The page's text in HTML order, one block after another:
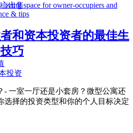
出售
和资本投资者的最佳生
巧
投资
- 一室一厅还是小套房？微型公寓还
选择的投资类型和你的个人目标决定